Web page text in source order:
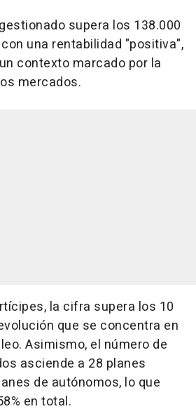
supera los 138.000
una rentabilidad "positiva",
contexto marcado por la
mercados.
la cifra supera los 10
que se concentra en
Asimismo, el número de
asciende a 28 planes
de autónomos, lo que
en total.